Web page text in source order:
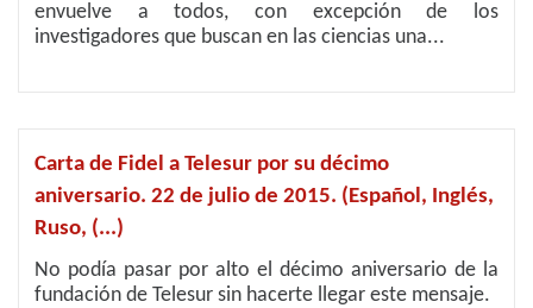
envuelve a todos, con excepción de los
investigadores que buscan en las ciencias una...
Carta de Fidel a Telesur por su décimo
aniversario. 22 de julio de 2015. (Español, Inglés,
Ruso, (...)
No podía pasar por alto el décimo aniversario de la
fundación de Telesur sin hacerte llegar este mensaje.